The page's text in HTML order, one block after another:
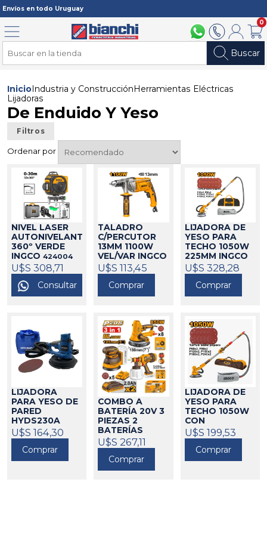
Envíos en todo Uruguay
094 211 1122902 2902Mi cuenta
0
Buscar
Menú
Inicio Industria y Construcción Herramientas Eléctricas
Lijadoras
De Enduido Y Yeso
Filtros
Ordenar por
NIVEL LASER
AUTONIVELANTE
360º VERDE
INGCO 424004
U$S 308,71
Consultar
TALADRO
C/PERCUTOR
13MM 1100W
VEL/VAR INGCO
424003
U$S 113,45
Comprar
LIJADORA DE
YESO PARA
TECHO 1050W
225MM INGCO
424051
U$S 328,28
Comprar
LIJADORA
PARA YESO DE
PARED
HYDS230A
HYUNDAI424155
U$S 164,30
Comprar
COMBO A
BATERÍA 20V 3
PIEZAS 2
BATERÍAS
2.0AH INGCO
424684
U$S 267,11
Comprar
LIJADORA DE
YESO PARA
TECHO 1050W
CON
ACCESORIOS
INGCO424525
U$S 199,53
Comprar